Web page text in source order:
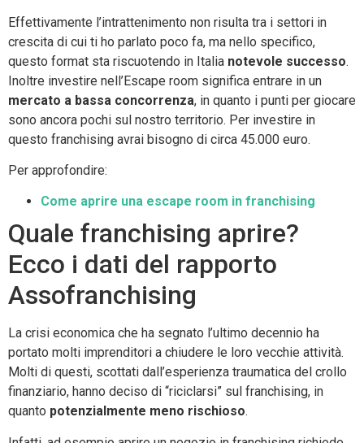
Effettivamente l’intrattenimento non risulta tra i settori in
crescita di cui ti ho parlato poco fa, ma nello specifico,
questo format sta riscuotendo in Italia notevole successo.
Inoltre investire nell’Escape room significa entrare in un
mercato a bassa concorrenza, in quanto i punti per giocare
sono ancora pochi sul nostro territorio. Per investire in
questo franchising avrai bisogno di circa 45.000 euro.
Per approfondire:
Come aprire una escape room in franchising
Quale franchising aprire?
Ecco i dati del rapporto
Assofranchising
La crisi economica che ha segnato l’ultimo decennio ha
portato molti imprenditori a chiudere le loro vecchie attività.
Molti di questi, scottati dall’esperienza traumatica del crollo
finanziario, hanno deciso di “riciclarsi” sul franchising, in
quanto potenzialmente meno rischioso.